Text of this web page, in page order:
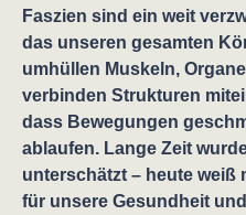
Faszien sind ein weit
das unseren gesamten
umhüllen Muskeln,
verbinden Strukturen
dass Bewegungen
ablaufen. Lange Zeit
unterschätzt – heute weiß
für unsere Gesundheit